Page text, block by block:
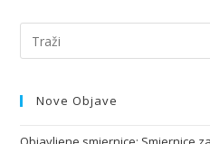
Nove Objave